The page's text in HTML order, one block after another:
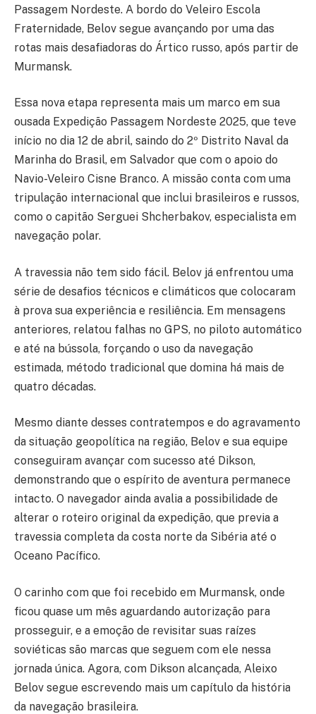
Passagem Nordeste. A bordo do Veleiro Escola
Fraternidade, Belov segue avançando por uma das
rotas mais desafiadoras do Ártico russo, após partir de
Murmansk.
Essa nova etapa representa mais um marco em sua
ousada Expedição Passagem Nordeste 2025, que teve
início no dia 12 de abril, saindo do 2º Distrito Naval da
Marinha do Brasil, em Salvador que com o apoio do
Navio-Veleiro Cisne Branco. A missão conta com uma
tripulação internacional que inclui brasileiros e russos,
como o capitão Serguei Shcherbakov, especialista em
navegação polar.
A travessia não tem sido fácil. Belov já enfrentou uma
série de desafios técnicos e climáticos que colocaram
à prova sua experiência e resiliência. Em mensagens
anteriores, relatou falhas no GPS, no piloto automático
e até na bússola, forçando o uso da navegação
estimada, método tradicional que domina há mais de
quatro décadas.
Mesmo diante desses contratempos e do agravamento
da situação geopolítica na região, Belov e sua equipe
conseguiram avançar com sucesso até Dikson,
demonstrando que o espírito de aventura permanece
intacto. O navegador ainda avalia a possibilidade de
alterar o roteiro original da expedição, que previa a
travessia completa da costa norte da Sibéria até o
Oceano Pacífico.
O carinho com que foi recebido em Murmansk, onde
ficou quase um mês aguardando autorização para
prosseguir, e a emoção de revisitar suas raízes
soviéticas são marcas que seguem com ele nessa
jornada única. Agora, com Dikson alcançada, Aleixo
Belov segue escrevendo mais um capítulo da história
da navegação brasileira.